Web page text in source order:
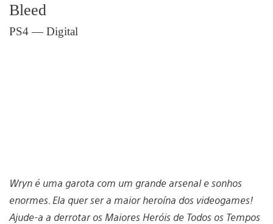
Bleed
PS4 — Digital
Wryn é uma garota com um grande arsenal e sonhos
enormes. Ela quer ser a maior heroína dos videogames!
Ajude-a a derrotar os Maiores Heróis de Todos os Tempos